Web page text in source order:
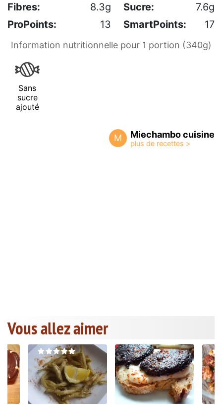
Fibres:
8.3g Sucre:
7.6g
ProPoints:
13 SmartPoints: 17
Information nutritionnelle pour 1 portion (340g)
Sans
sucre
ajouté
M Miechambo cuisine
Vous allez aimer